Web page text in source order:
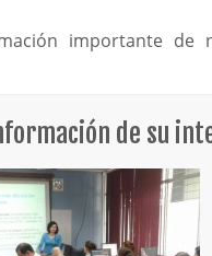
importante de
de su